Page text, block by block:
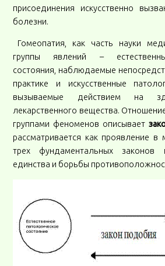
присоединения искусственно
болезни.
Гомеопатия, как часть науки
группы явлений –
состояния, наблюдаемые
практике и искусственные
вызываемые действием на
лекарственного вещества.
группами феноменов описывает
рассматривается как проявление
трех фундаментальных
единства и борьбы